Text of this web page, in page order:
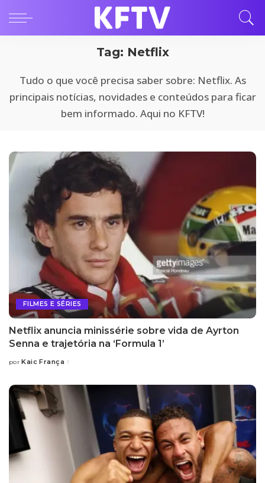
Tag: Netflix
Tudo o que você precisa saber sobre: Netflix. As
principais notícias, novidades e conteúdos para ficar
bem informado. Aqui no KFTV!
FILMES E SÉRIES
Netflix anuncia minissérie sobre vida de Ayrton
Senna e trajetória na ‘Formula 1’
Posted
por Kaic França